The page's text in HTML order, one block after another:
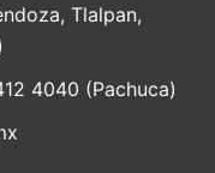
Tlalpan,
4040 (Pachuca)